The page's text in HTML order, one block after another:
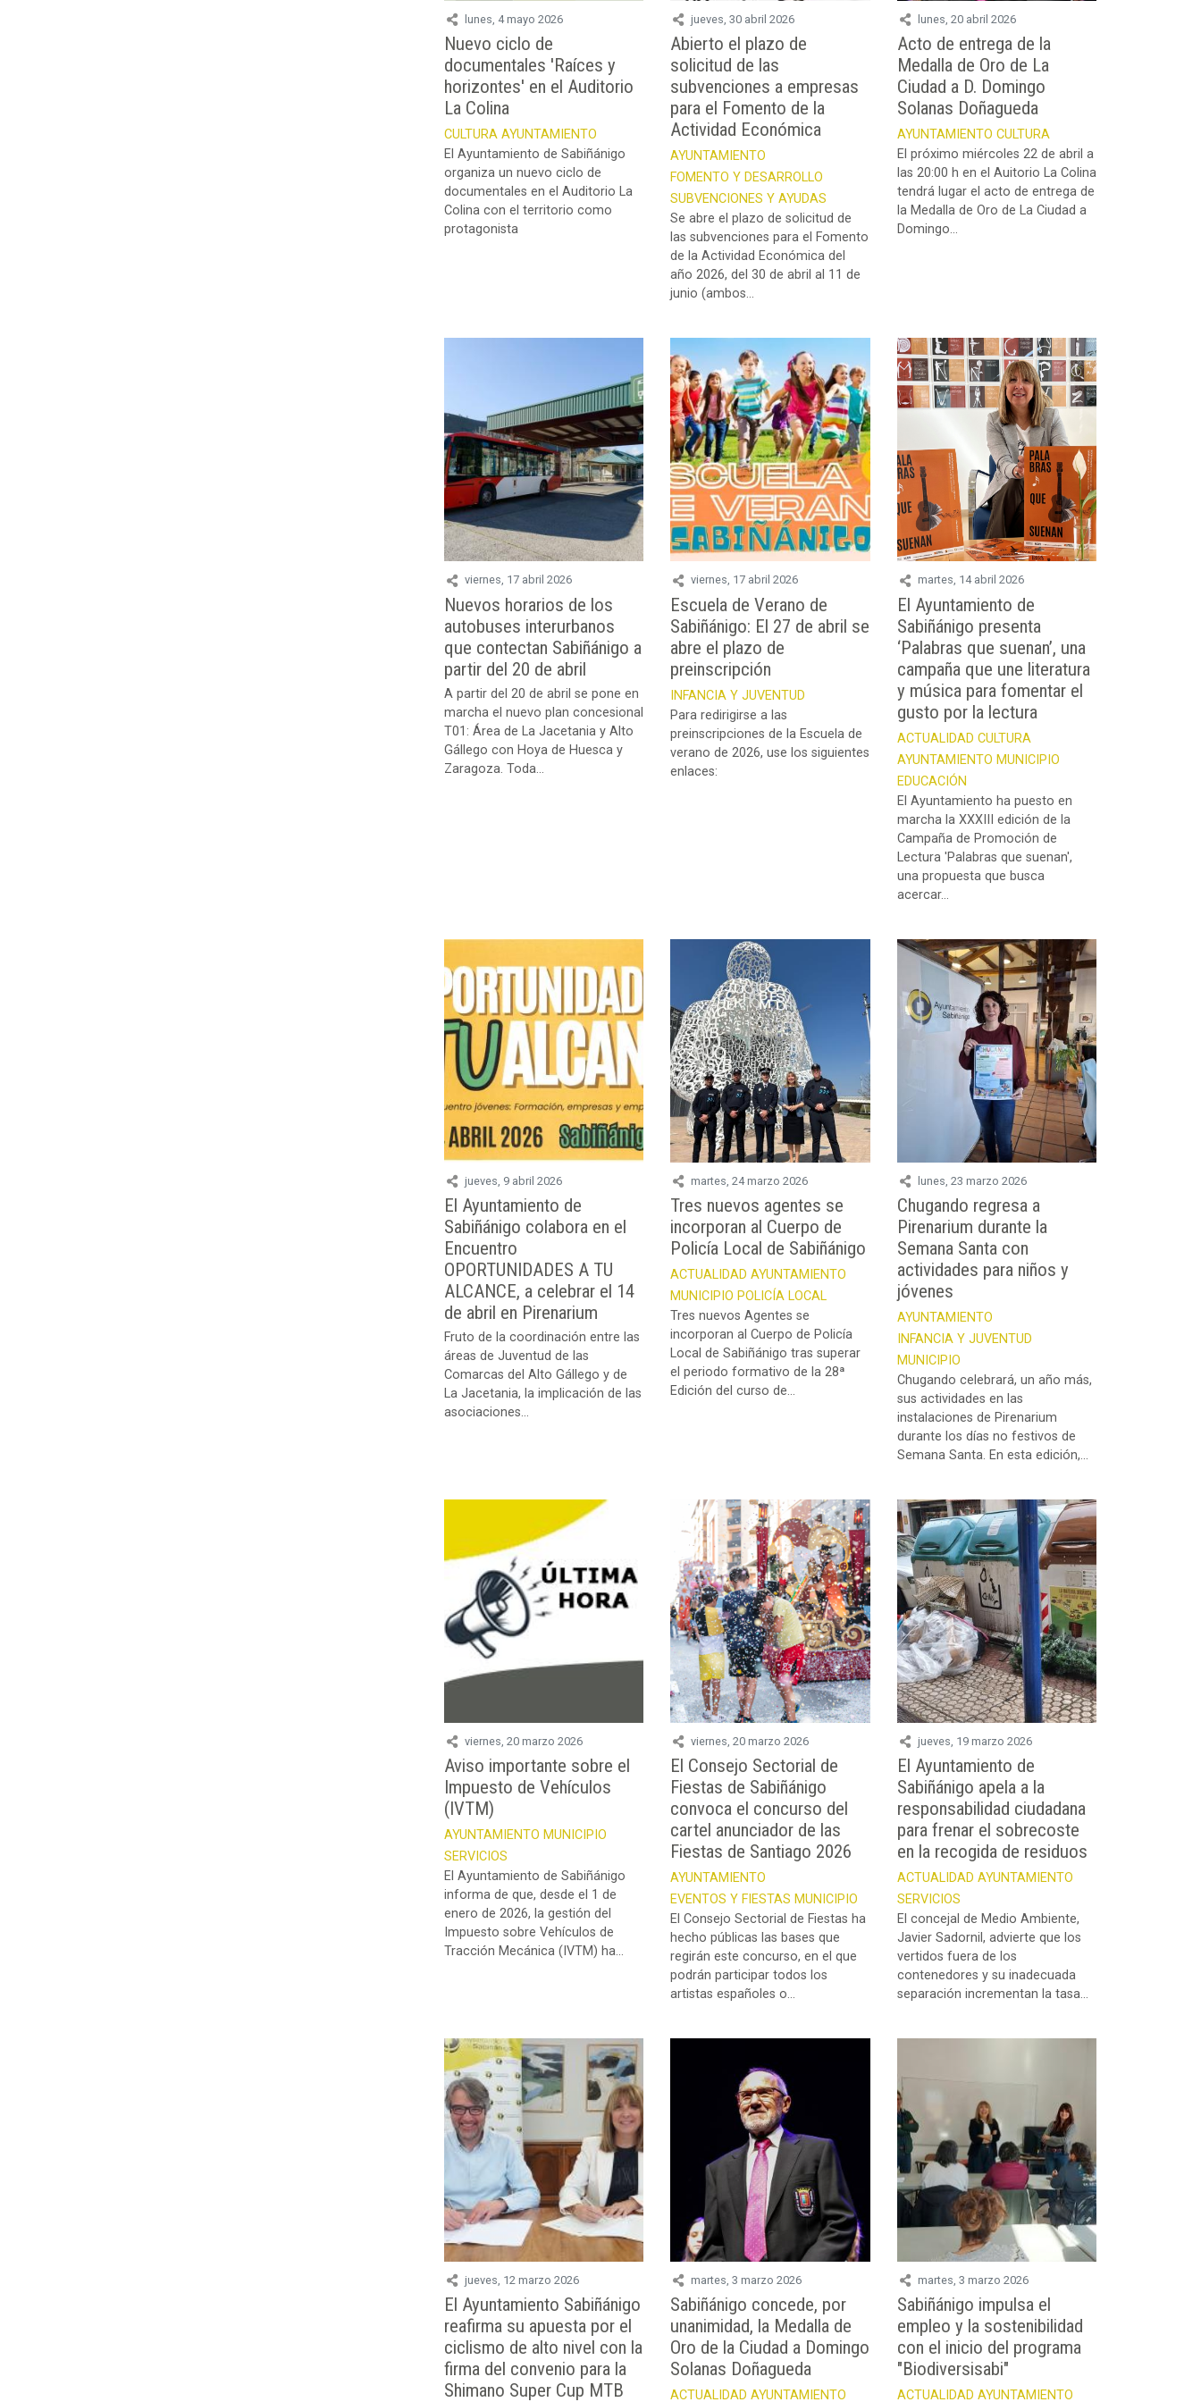
lunes, 4 mayo 2026
Nuevo ciclo de
documentales 'Raíces y
horizontes' en el Auditorio
La Colina
CULTURA AYUNTAMIENTO
El Ayuntamiento de Sabiñánigo
organiza un nuevo ciclo de
documentales en el Auditorio La
Colina con el territorio como
protagonista
jueves, 30 abril 2026
Abierto el plazo de
solicitud de las
subvenciones a empresas
para el Fomento de la
Actividad Económica
AYUNTAMIENTO
FOMENTO Y DESARROLLO
SUBVENCIONES Y AYUDAS
Se abre el plazo de solicitud de
las subvenciones para el Fomento
de la Actividad Económica del
año 2026, del 30 de abril al 11 de
junio (ambos...
lunes, 20 abril 2026
Acto de entrega de la
Medalla de Oro de La
Ciudad a D. Domingo
Solanas Doñagueda
AYUNTAMIENTO CULTURA
El próximo miércoles 22 de abril a
las 20:00 h en el Auitorio La Colina
tendrá lugar el acto de entrega de
la Medalla de Oro de La Ciudad a
Domingo...
viernes, 17 abril 2026
Nuevos horarios de los
autobuses interurbanos
que contectan Sabiñánigo a
partir del 20 de abril
A partir del 20 de abril se pone en
marcha el nuevo plan concesional
T01: Área de La Jacetania y Alto
Gállego con Hoya de Huesca y
Zaragoza. Toda...
viernes, 17 abril 2026
Escuela de Verano de
Sabiñánigo: El 27 de abril se
abre el plazo de
preinscripción
INFANCIA Y JUVENTUD
Para redirigirse a las
preinscripciones de la Escuela de
verano de 2026, use los siguientes
enlaces:
martes, 14 abril 2026
El Ayuntamiento de
Sabiñánigo presenta
‘Palabras que suenan’, una
campaña que une literatura
y música para fomentar el
gusto por la lectura
ACTUALIDAD CULTURA
AYUNTAMIENTO MUNICIPIO
EDUCACIÓN
El Ayuntamiento ha puesto en
marcha la XXXIII edición de la
Campaña de Promoción de
Lectura 'Palabras que suenan',
una propuesta que busca
acercar...
jueves, 9 abril 2026
El Ayuntamiento de
Sabiñánigo colabora en el
Encuentro
OPORTUNIDADES A TU
ALCANCE, a celebrar el 14
de abril en Pirenarium
Fruto de la coordinación entre las
áreas de Juventud de las
Comarcas del Alto Gállego y de
La Jacetania, la implicación de las
asociaciones...
martes, 24 marzo 2026
Tres nuevos agentes se
incorporan al Cuerpo de
Policía Local de Sabiñánigo
ACTUALIDAD AYUNTAMIENTO
MUNICIPIO POLICÍA LOCAL
Tres nuevos Agentes se
incorporan al Cuerpo de Policía
Local de Sabiñánigo tras superar
el periodo formativo de la 28ª
Edición del curso de...
lunes, 23 marzo 2026
Chugando regresa a
Pirenarium durante la
Semana Santa con
actividades para niños y
jóvenes
AYUNTAMIENTO
INFANCIA Y JUVENTUD
MUNICIPIO
Chugando celebrará, un año más,
sus actividades en las
instalaciones de Pirenarium
durante los días no festivos de
Semana Santa. En esta edición,...
viernes, 20 marzo 2026
Aviso importante sobre el
Impuesto de Vehículos
(IVTM)
AYUNTAMIENTO MUNICIPIO
SERVICIOS
El Ayuntamiento de Sabiñánigo
informa de que, desde el 1 de
enero de 2026, la gestión del
Impuesto sobre Vehículos de
Tracción Mecánica (IVTM) ha...
viernes, 20 marzo 2026
El Consejo Sectorial de
Fiestas de Sabiñánigo
convoca el concurso del
cartel anunciador de las
Fiestas de Santiago 2026
AYUNTAMIENTO
EVENTOS Y FIESTAS MUNICIPIO
El Consejo Sectorial de Fiestas ha
hecho públicas las bases que
regirán este concurso, en el que
podrán participar todos los
artistas españoles o...
jueves, 19 marzo 2026
El Ayuntamiento de
Sabiñánigo apela a la
responsabilidad ciudadana
para frenar el sobrecoste
en la recogida de residuos
ACTUALIDAD AYUNTAMIENTO
SERVICIOS
El concejal de Medio Ambiente,
Javier Sadornil, advierte que los
vertidos fuera de los
contenedores y su inadecuada
separación incrementan la tasa...
jueves, 12 marzo 2026
El Ayuntamiento Sabiñánigo
reafirma su apuesta por el
ciclismo de alto nivel con la
firma del convenio para la
Shimano Super Cup MTB
martes, 3 marzo 2026
Sabiñánigo concede, por
unanimidad, la Medalla de
Oro de la Ciudad a Domingo
Solanas Doñagueda
ACTUALIDAD AYUNTAMIENTO
martes, 3 marzo 2026
Sabiñánigo impulsa el
empleo y la sostenibilidad
con el inicio del programa
"Biodiversisabi"
ACTUALIDAD AYUNTAMIENTO